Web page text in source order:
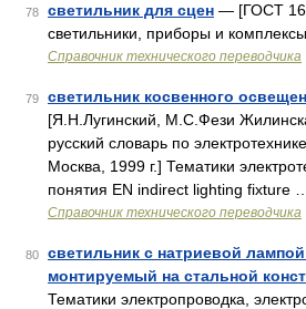
78 светильник для сцен — [ГОСТ
светильники, приборы и
Справочник технического переводчика
79 светильник косвенного
[Я.Н.Лугинский, М.С.Фези
русский словарь по
Москва, 1999 г.] Тематики
понятия EN indirect lighting fixture …
Справочник технического переводчика
80
светильник с натриевой
монтируемый на стальной
Тематики электропроводка,